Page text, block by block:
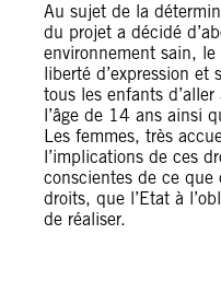
Au sujet de la
du projet a décidé
environnement sain,
liberté d’expression
tous les enfants d’aller
l’âge de 14 ans ainsi
Les femmes, très
l’implications de ces
conscientes de ce que
droits, que l’Etat à
de réaliser.